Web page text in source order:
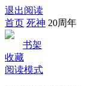
退出阅读
首页 死神 20周年
书架
收藏
阅读模式